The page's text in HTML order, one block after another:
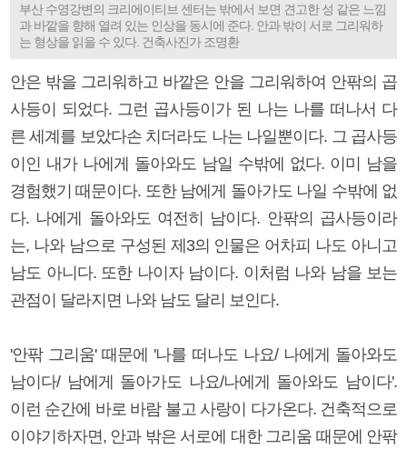
부산 수영강변의 크리에이티브 센터는 밖에서 보면 견고한 성 같은 느낌
과 바깥을 향해 열려 있는 인상을 동시에 준다. 안과 밖이 서로 그리워하
는 형상을 읽을 수 있다. 건축사진가 조명환
안은 밖을 그리워하고 바깥은 안을 그리워하여 안팎의 곱
사등이 되었다. 그런 곱사등이가 된 나는 나를 떠나서 다
른 세계를 보았다손 치더라도 나는 나일뿐이다. 그 곱사등
이인 내가 나에게 돌아와도 남일 수밖에 없다. 이미 남을
경험했기 때문이다. 또한 남에게 돌아가도 나일 수밖에 없
다. 나에게 돌아와도 여전히 남이다. 안팎의 곱사등이라
는, 나와 남으로 구성된 제3의 인물은 어차피 나도 아니고
남도 아니다. 또한 나이자 남이다. 이처럼 나와 남을 보는
관점이 달라지면 나와 남도 달리 보인다.
'안팎 그리움' 때문에 '나를 떠나도 나요/ 나에게 돌아와도
남이다/ 남에게 돌아가도 나요/나에게 돌아와도 남이다'.
이런 순간에 바로 바람 불고 사랑이 다가온다. 건축적으로
이야기하자면, 안과 밖은 서로에 대한 그리움 때문에 안팎